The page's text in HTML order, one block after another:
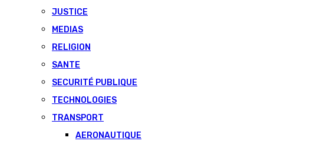
JUSTICE
MEDIAS
RELIGION
SANTE
SECURITÉ PUBLIQUE
TECHNOLOGIES
TRANSPORT
AERONAUTIQUE